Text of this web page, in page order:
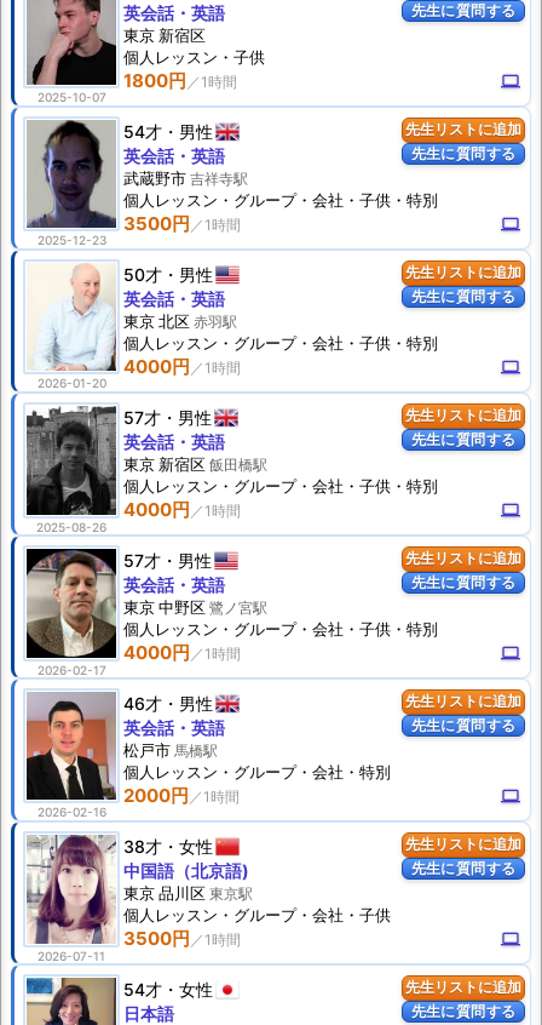
先生に質問する
2025-10-07
1800円 computer
英会話・英語
東京 新宿区
個人 レッスン ・子供
先生リストに追加
先生に質問する
2025-12-23
54才 男性
3500円 computer
英会話・英語
武蔵野市 吉祥寺駅
個人 レッスン ・グループ・会社・子供・特別
先生リストに追加
先生に質問する
2026-01-20
50才 男性
4000円 computer
英会話・英語
東京 北区 赤羽駅
個人 レッスン ・グループ・会社・子供・特別
先生リストに追加
先生に質問する
2025-08-26
57才 男性
4000円 computer
英会話・英語
東京 新宿区 飯田橋駅
個人 レッスン ・グループ・会社・子供・特別
先生リストに追加
先生に質問する
2026-02-17
57才 男性
4000円 computer
英会話・英語
東京 中野区 鷺ノ宮駅
個人 レッスン ・グループ・会社・子供・特別
先生リストに追加
先生に質問する
2026-02-16
46才 男性
2000円 computer
英会話・英語
松戸市 馬橋駅
個人 レッスン ・グループ・会社・特別
先生リストに追加
先生に質問する
2026-07-11
38才 女性
3500円 computer
中国語（北京語)
東京 品川区 東京駅
個人 レッスン ・グループ・会社・子供
先生リストに追加
先生に質問する
54才 女性
日本語